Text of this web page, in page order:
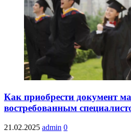
Как приобрести документ
востребованным
21.02.2025 admin 0